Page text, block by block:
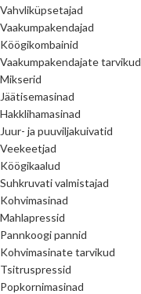
Vahvliküpsetajad
Vaakumpakendajad
Köögikombainid
Vaakumpakendajate tarvikud
Mikserid
Jäätisemasinad
Hakklihamasinad
Juur- ja puuviljakuivatid
Veekeetjad
Köögikaalud
Suhkruvati valmistajad
Kohvimasinad
Mahlapressid
Pannkoogi pannid
Kohvimasinate tarvikud
Tsitruspressid
Popkornimasinad